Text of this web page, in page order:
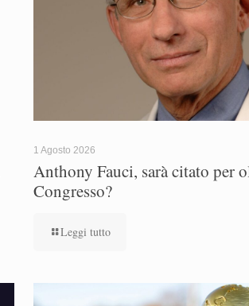
1 Agosto 2026
Anthony Fauci, sarà citato per
Congresso?
Leggi tutto